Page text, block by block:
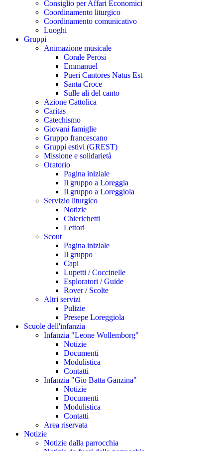
Consiglio per Affari Economici
Coordinamento liturgico
Coordinamento comunicativo
Luoghi
Gruppi
Animazione musicale
Corale Perosi
Emmanuel
Pueri Cantores Natus Est
Santa Croce
Sulle ali del canto
Azione Cattolica
Caritas
Catechismo
Giovani famiglie
Gruppo francescano
Gruppi estivi (GREST)
Missione e solidarietà
Oratorio
Pagina iniziale
Il gruppo a Loreggia
Il gruppo a Loreggiola
Servizio liturgico
Notizie
Chierichetti
Lettori
Scout
Pagina iniziale
Il gruppo
Capi
Lupetti / Coccinelle
Esploratori / Guide
Rover / Scolte
Altri servizi
Pulizie
Presepe Loreggiola
Scuole dell'infanzia
Infanzia "Leone Wollemborg"
Notizie
Documenti
Modulistica
Contatti
Infanzia "Gio Batta Ganzina"
Notizie
Documenti
Modulistica
Contatti
Area riservata
Notizie
Notizie dalla parrocchia